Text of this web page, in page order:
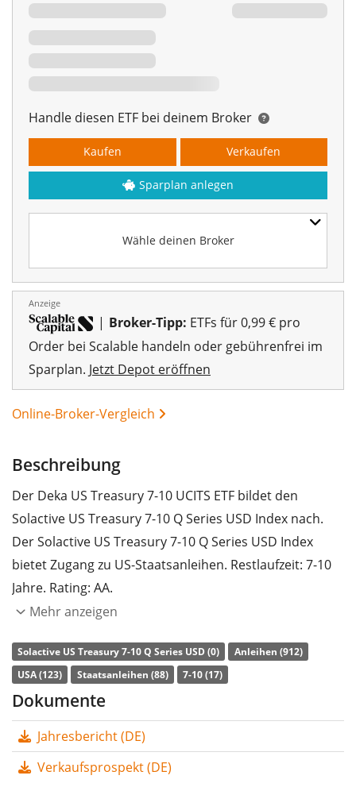
Handle diesen ETF bei deinem Broker
Wähle deinen Broker
Kaufen Verkaufen
Sparplan anlegen
Anzeige
| Broker-Tipp: ETFs für 0,99 € pro
Order bei Scalable handeln oder gebührenfrei im
Sparplan. Jetzt Depot eröffnen
Online-Broker-Vergleich
Beschreibung
Der Deka US Treasury 7-10 UCITS ETF bildet den
Solactive US Treasury 7-10 Q Series USD Index nach.
Der Solactive US Treasury 7-10 Q Series USD Index
bietet Zugang zu US-Staatsanleihen. Restlaufzeit: 7-10
Jahre. Rating: AA.
(Gesamtkostenquote) des ETF liegt bei
p.a.. Der ETF bildet die Wertentwicklung des Index
durchvollständige Replikation(Erwerb aller
Indexbestandteile) nach. Die Zinserträge (Kupons) im
(Quartalsweise).
Der Deka US Treasury 7-10 UCITS ETF hat ein
Mehr anzeigen
Solactive US Treasury 7-10 Q Series USD (0)
Anleihen (912)
USA (123)
Staatsanleihen (88) 7-10 (17)
Dokumente
Jahresbericht (DE)
Verkaufsprospekt (DE)